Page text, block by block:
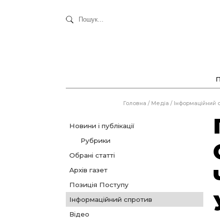
Головна / Медіа / Інформаційний
Новини і публікації
Рубрики
Обрані статті
Архів газет
Позиція Поступу
Інформаційний спротив
Відео